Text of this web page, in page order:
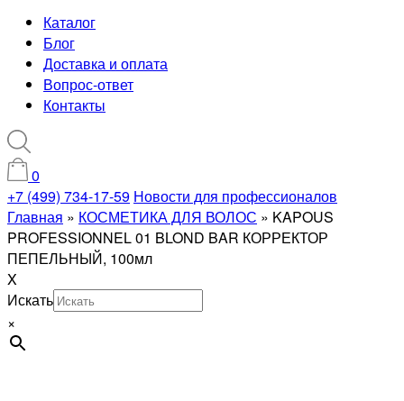
Каталог
Блог
Доставка и оплата
Вопрос-ответ
Контакты
0
+7 (499) 734-17-59 Новости для профессионалов
Главная » КОСМЕТИКА ДЛЯ ВОЛОС » KAPOUS
PROFESSIONNEL 01 BLOND BAR КОРРЕКТОР
ПЕПЕЛЬНЫЙ, 100мл
X
Искать
×